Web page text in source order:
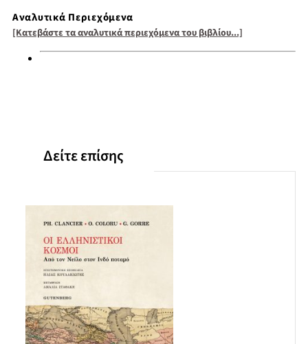
Αναλυτικά Περιεχόμενα
[Κατεβάστε τα αναλυτικά περιεχόμενα του βιβλίου...]
Δείτε επίσης